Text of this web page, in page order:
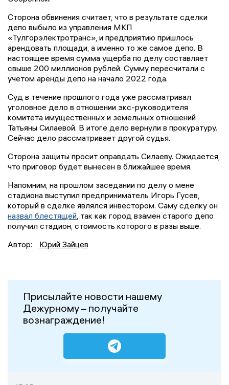
Сторона обвинения считает, что в результате сделки
депо выбыло из управления МКП
«Тулгорэлектротранс», и предприятию пришлось
арендовать площади, а именно то же самое депо. В
настоящее время сумма ущерба по делу составляет
свыше 200 миллионов рублей. Сумму пересчитали с
учетом аренды депо на начало 2022 года.
Суд в течение прошлого года уже рассматривал
уголовное дело в отношении экс-руководителя
комитета имущественных и земельных отношений
Татьяны Силаевой. В итоге дело вернули в прокуратуру.
Сейчас дело рассматривает другой судья.
Сторона защиты просит оправдать Силаеву. Ожидается,
что приговор будет вынесен в ближайшее время.
Напомним, на прошлом заседании по делу о мене
стадиона выступил предприниматель Игорь Гусев,
который в сделке являлся инвестором. Саму сделку он
назвал блестящей, так как город взамен старого депо
получил стадион, стоимость которого в разы выше.
Автор:
Юрий Зайцев
Присылайте новости нашему
Дежурному – получайте
вознаграждение!